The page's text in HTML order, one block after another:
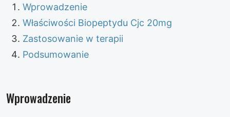
Wprowadzenie
Właściwości Biopeptydu Cjc 20mg
Zastosowanie w terapii
Podsumowanie
Wprowadzenie